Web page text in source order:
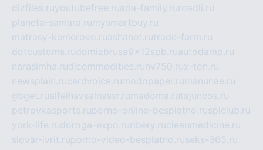
dizfiles.ruyoutubefree.ruaria-family.ru roadli.ru
planeta-samara.ru mysmartbuy.ru
matrasy-kemerovo.ruashanet.rutrade-farm.ru
dotcustoms.rudomizbrusa9x12spb.ruautodamp.ru
narasimha.rudjcommodities.ru nv750.rux-ton.ru
newsplain.rucardvoice.ru modopaper.ru manunae.ru
gbget.rualfeihavsalnassr.ru madoma.rutajuncos.ru
petrovkasports.ruporno-online-besplatno.rusplclub.ru
york-life.rudoroga-expo.ru ribery.rucleanmedicine.ru
slovar-ivrit.ruporno-video-besplatno.ruseks-365.ru